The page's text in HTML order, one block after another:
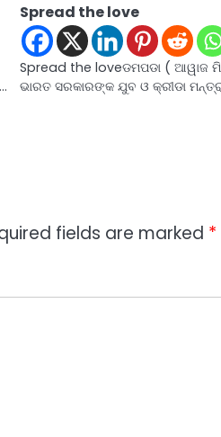
Spread the love
Spread the loveଡମପଡା ( ଆୱାଜ
ଭାରତ ସରକାରଙ୍କ ଯୁବ ଓ କ୍ରୀଡା
fields are marked *